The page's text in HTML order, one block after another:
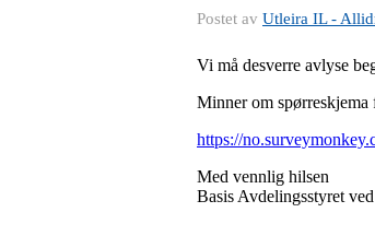
Postet av Utleira IL -
Vi må desverre avlyse
Minner om
https://
Med vennlig hilsen
Basis Avdelingsstyret